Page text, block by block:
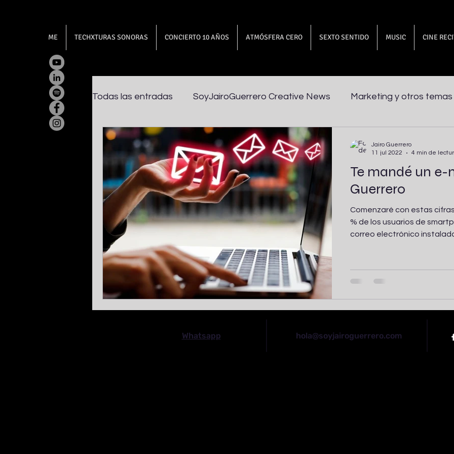
ME TECHXTURAS SONORAS CONCIERTO 10 AÑOS ATMÓSFERA CERO SEXTO SENTIDO MUSIC CINE
Todas las entradas SoyJairoGuerrero Creative News Marketing y otros temas
Te mandé un e-
Guerrero
Comenzaré con estas
% de los usuarios de
correo electrónico
Jairo Guerrero
11 jul 2022
4 min de
Whatsapp hola@soyjairoguerrero.com